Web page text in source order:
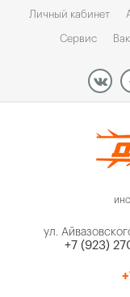
Личный кабинет
Сервис
ул.
+7 (923)